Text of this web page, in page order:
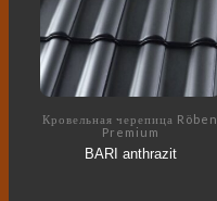
Кровельная черепица Röben
Premium
BARI anthrazit